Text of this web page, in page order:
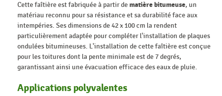
Cette faîtière est fabriquée à partir dematière bitumeuse, un
matériau reconnu pour sa résistance et sa durabilité face aux
intempéries. Ses dimensions de 42 x 100 cm la rendent
particulièrement adaptée pour compléter l'installation de plaques
ondulées bitumineuses. L'installation de cette faîtière est conçue
pour les toitures dont la pente minimale est de 7 degrés,
garantissant ainsi une évacuation efficace des eaux de pluie.
Applications polyvalentes